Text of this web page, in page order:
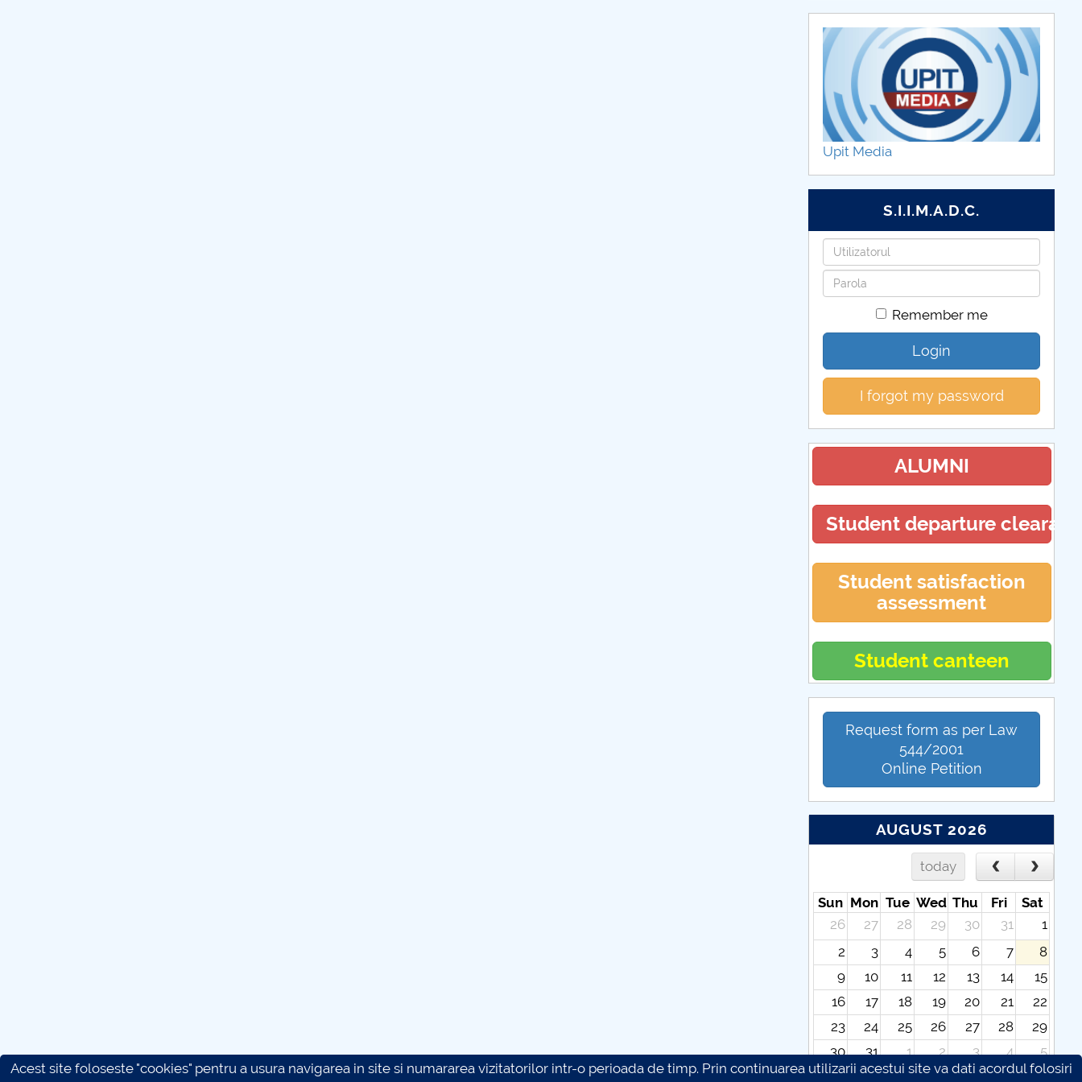
Upit Media
S.I.I.M.A.D.C.
Username
Password
Remember me
Login
I forgot my password
ALUMNI
Student departure
Student satisfaction
assessment
Student canteen
Request form as per Law
544/2001
Online Petition
AUGUST 2026
today
Sun Mon Tue Wed Thu Fri
Sat
26
27 28 29 30 31
1
2
3 4 5 6 7
8
9
10 11 12 13 14
15
16
17 18 19 20 21
22
23
24 25 26 27 28
29
30
31 1 2 3 4
5
Acest site foloseste "cookies" pentru a usura navigarea in site si numararea vizitatorilor intr-o perioada de timp. Prin continuarea utilizarii acestui site va dati acordul folosiri